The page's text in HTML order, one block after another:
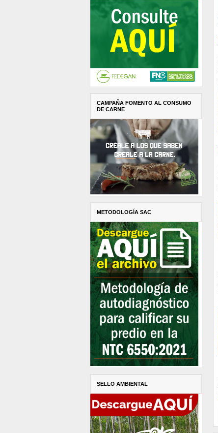
CAMPAÑA FOMENTO AL CONSUMO
DE CARNE
METODOLOGÍA SAC
SELLO AMBIENTAL